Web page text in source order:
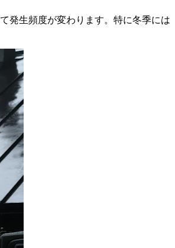
発生頻度が変わります。特に冬季には